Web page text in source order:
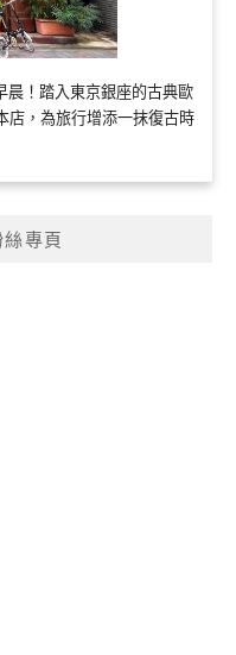
晨！踏入東京銀座的古典歐
店，為旅行增添一抹復古時
專頁